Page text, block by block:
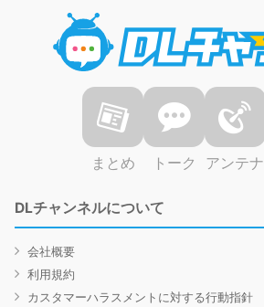
まとめ トーク アンテナ
DLチャンネルについて
会社概要
利用規約
カスタマーハラスメントに対する行動指針